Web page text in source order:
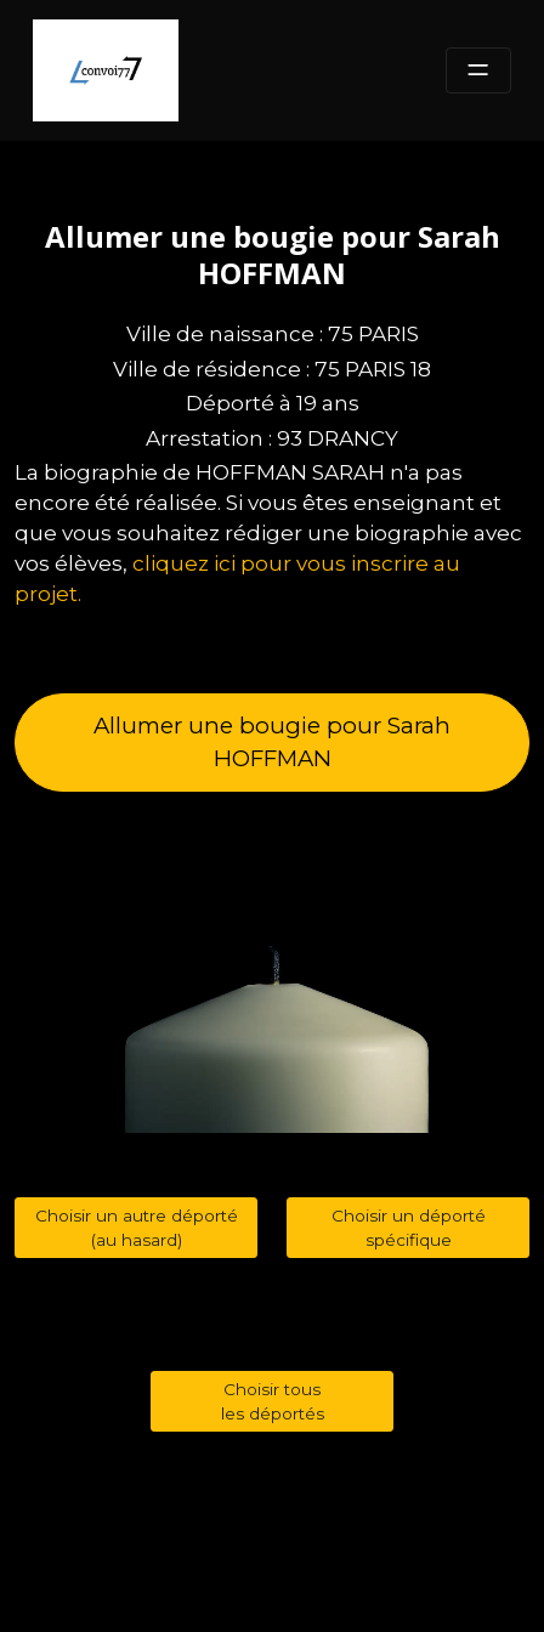
content
Allumer une bougie pour Sarah
HOFFMAN
Ville de naissance : 75 PARIS
Ville de résidence : 75 PARIS 18
Déporté à 19 ans
Arrestation : 93 DRANCY
La biographie de HOFFMAN SARAH n'a pas
encore été réalisée. Si vous êtes enseignant et
que vous souhaitez rédiger une biographie avec
vos élèves, cliquez ici pour vous inscrire au
projet.
Allumer une bougie pour Sarah
HOFFMAN
Choisir un autre déporté
(au hasard)
Choisir un déporté
spécifique
Choisir tous
les déportés